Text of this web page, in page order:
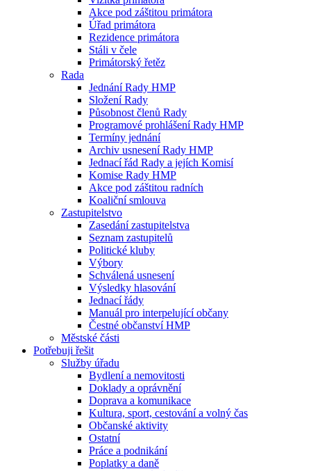
Akce pod záštitou primátora
Úřad primátora
Rezidence primátora
Stáli v čele
Primátorský řetěz
Rada
Jednání Rady HMP
Složení Rady
Působnost členů Rady
Programové prohlášení Rady HMP
Termíny jednání
Archiv usnesení Rady HMP
Jednací řád Rady a jejích Komisí
Komise Rady HMP
Akce pod záštitou radních
Koaliční smlouva
Zastupitelstvo
Zasedání zastupitelstva
Seznam zastupitelů
Politické kluby
Výbory
Schválená usnesení
Výsledky hlasování
Jednací řády
Manuál pro interpelující občany
Čestné občanství HMP
Městské části
Potřebuji řešit
Služby úřadu
Bydlení a nemovitosti
Doklady a oprávnění
Doprava a komunikace
Kultura, sport, cestování a volný čas
Občanské aktivity
Ostatní
Práce a podnikání
Poplatky a daně